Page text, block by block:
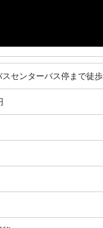
スセンターバス停まで徒